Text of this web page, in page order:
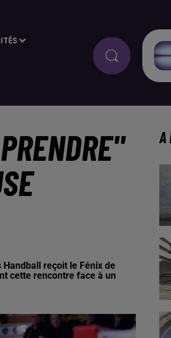
reçoit le Fénix de
cette rencontre face à un
A